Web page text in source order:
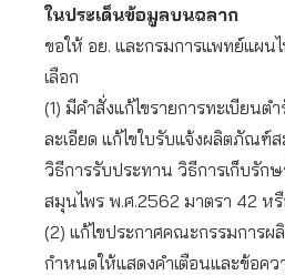
ในประเด็นข้อมูลบนฉลาก
ขอให้ อย. และกรมการแพทย์แผน
เลือก
(1) มีคำสั่งแก้ไขรายการทะเบียนต
ละเอียด แก้ไขใบรับแจ้งผลิตภัณฑ์ส
วิธีการรับประทาน วิธีการเก็บรัก
สมุนไพร พ.ศ.2562 มาตรา 42 ห
(2) แก้ไขประกาศคณะกรรมการผ
กำหนดให้แสดงคำเตือนและข้อคว